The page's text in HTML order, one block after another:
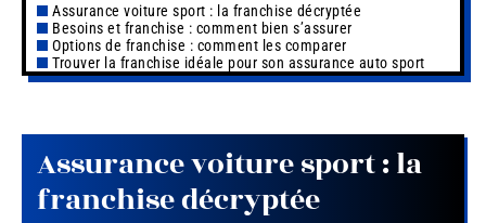
Assurance voiture sport : la franchise décryptée
Besoins et franchise : comment bien s’assurer
Options de franchise : comment les comparer
Trouver la franchise idéale pour son assurance auto sport
Assurance voiture sport : la
franchise décryptée